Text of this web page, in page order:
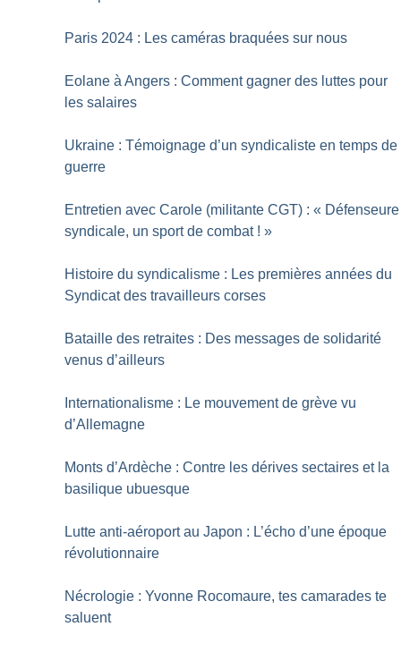
Paris 2024 : Les caméras braquées sur nous
Eolane à Angers : Comment gagner des luttes pour
les salaires
Ukraine : Témoignage d’un syndicaliste en temps de
guerre
Entretien avec Carole (militante CGT) : « Défenseure
syndicale, un sport de combat ! »
Histoire du syndicalisme : Les premières années du
Syndicat des travailleurs corses
Bataille des retraites : Des messages de solidarité
venus d’ailleurs
Internationalisme : Le mouvement de grève vu
d’Allemagne
Monts d’Ardèche : Contre les dérives sectaires et la
basilique ubuesque
Lutte anti-aéroport au Japon : L’écho d’une époque
révolutionnaire
Nécrologie : Yvonne Rocomaure, tes camarades te
saluent